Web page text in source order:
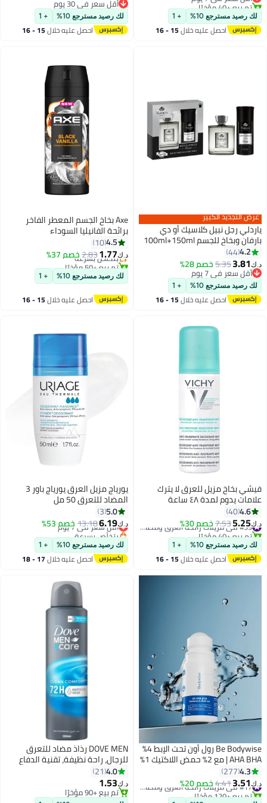
تم بيع +40 مؤخرًا
أقل سعر في 7 يوم
لك رصيد مسترجع 10% + 1
احصل عليه خلال 15 - 16
أقل سعر في 30 يوم
أقل سعر في 30 يوم
لك رصيد مسترجع 10% + 1
احصل عليه خلال 15 - 16
عرض التجديد الكبير
ياردلي رجل نبيل كلاسيك أو دي
بارفان وبخاخ للجسم 100ml+150ml
Pack of 2
4.2
44
د.ك‏3.81
5.35خصم 28%
أقل سعر في 7 يوم
أقل سعر في 7 يوم
لك رصيد مسترجع 10% + 1
احصل عليه خلال 15 - 16
اغسطس
Axe بخاخ الجسم المعطر الفاخر
برائحة الفانيليا السوداء
4.5
10
د.ك‏1.77
2.83خصم 37%بتخلّص بسرعة
تم بيع +50 مؤخرًا
بتخلّص بسرعة
لك رصيد مسترجع 10% + 1
احصل عليه خلال 15 - 16
اغسطس
فيشي بخاخ مزيل للعرق لا يترك
علامات يدوم لمدة ٤٨ ساعة
125ملليلتر4.6
40
د.ك‏5.25
7.53خصم 30%
تم بيع +40 مؤخرًا
لك رصيد مسترجع 10% + 1
احصل عليه خلال 15 - 16
يورياج مزيل العرق يورياج باور 3
المضاد للتعرق 50 مل
5.0
3
د.ك‏6.19
13.18خصم 53% أقل سعر في 7 يوم
بتخلّص بسرعة
أقل سعر في 7 يوم
لك رصيد مسترجع 10% + 1
احصل عليه خلال 17 - 18
Be Bodywise رول أون تحت الإبط 4%
AHA BHA | مع 2% حمض اللاكتيك 1%
الساليسيليك | يمنع الرائحة ويقلل من
التصبغ
4.3
277
د.ك‏3.51
4.41خصم 20%
تم بيع +120 مؤخرًا
DOVE MEN رذاذ مضاد للتعرق
للرجال، راحة نظيفة، تقنية الدفاع
الثلاثي
4.0
21
د.ك‏1.53
تم بيع +90 مؤخرًا